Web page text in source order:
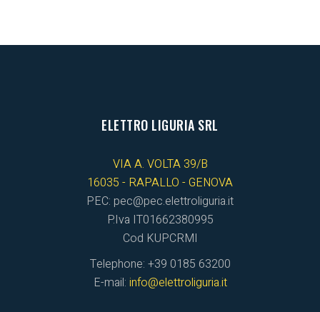
ELETTRO LIGURIA SRL
VIA A. VOLTA 39/B
16035 - RAPALLO - GENOVA
PEC: pec@pec.elettroliguria.it
P.Iva IT01662380995
Cod KUPCRMI
Telephone: +39 0185 63200
E-mail: info@elettroliguria.it